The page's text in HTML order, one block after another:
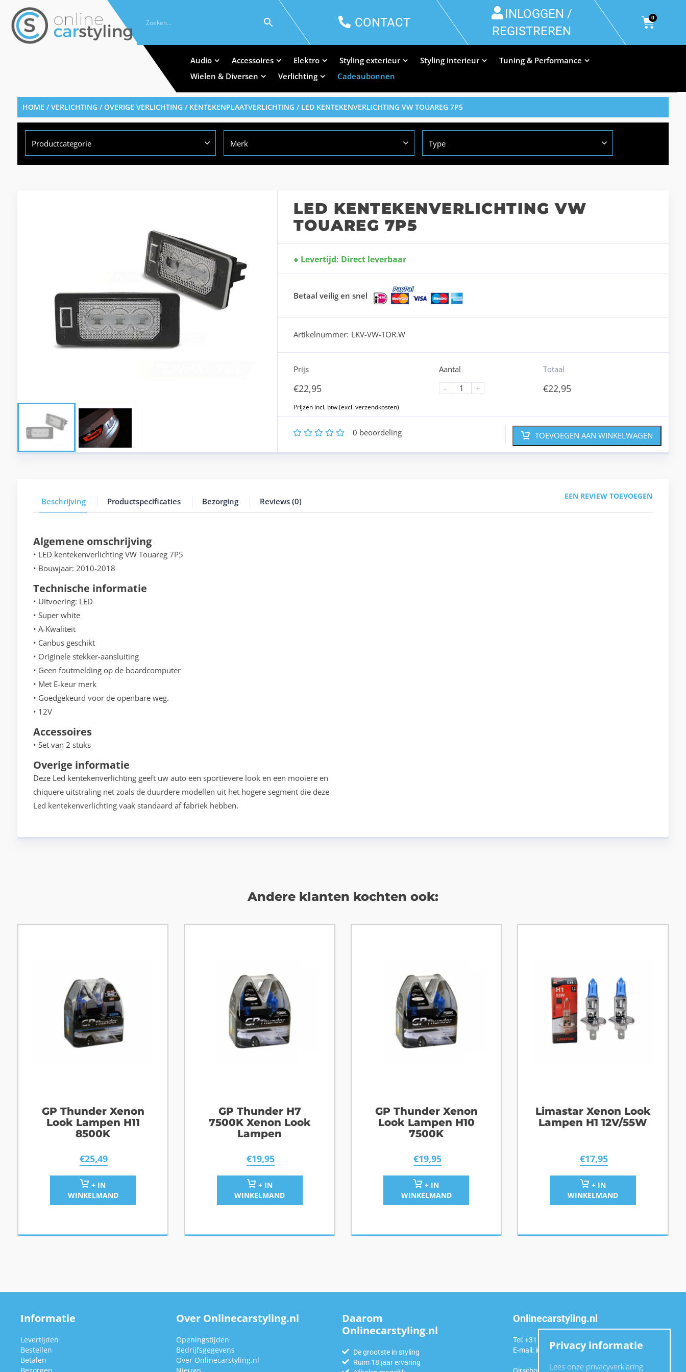
CONTACT
INLOGGEN /
REGISTREREN
0
Audio Accessoires Elektro Styling exterieur Styling interieur
Tuning & Performance
Wielen & Diversen
Verlichting Cadeaubonnen
HOME /VERLICHTING /OVERIGE VERLICHTING / KENTEKENPLAATVERLICHTING / LED KENTEKENVERLICHTING VW TOUAREG 7P5
Productcategorie Merk Type
LED KENTEKENVERLICHTING VW
TOUAREG 7P5
Levertijd: Direct leverbaar
Betaal veilig en snel
Artikelnummer: LKV-VW-TOR.W
Prijs
€22,95
Aantal
-
+
Totaal
€22,95
5
4
3
2 0 beoordeling TOEVOEGEN AAN WINKELWAGEN
Beschrijving Productspecificaties Bezorging Reviews (0)
EEN REVIEW TOEVOEGEN
Algemene omschrijving
• LED kentekenverlichting VW Touareg 7P5
• Bouwjaar: 2010-2018
Technische informatie
• Uitvoering: LED
• Super white
• A-Kwaliteit
• Canbus geschikt
• Originele stekker-aansluiting
• Geen foutmelding op de boardcomputer
• Met E-keur merk
• Goedgekeurd voor de openbare weg.
• 12V
Accessoires
• Set van 2 stuks
Overige informatie
Deze Led kentekenverlichting geeft uw auto een sportievere look en een mooiere en
chiquere uitstraling net zoals de duurdere modellen uit het hogere segment die deze
Led kentekenverlichting vaak standaard af fabriek hebben.
Andere klanten kochten ook:
GP Thunder Xenon
Look Lampen H11
8500K
€25,49
+ IN
WINKELMAND
GP Thunder H7
7500K Xenon Look
Lampen
€19,95
+ IN
WINKELMAND
GP Thunder Xenon
Look Lampen H10
7500K
€19,95
+ IN
WINKELMAND
Limastar Xenon Look
Lampen H1 12V/55W
€17,95
+ IN
WINKELMAND
Informatie
Levertijden
Bestellen
Betalen
Over Onlinecarstyling.nl
Openingstijden
Bedrijfsgegevens
Over Onlinecarstyling.nl
Daarom
Onlinecarstyling.nl
De grootste in styling
Ruim 18 jaar ervaring
Onlinecarstyling.nl
Tel: +31 (0)6 54 98 49 99
E-mail: info@onlinecarstyling.nl
Privacy informatie
Lees onze privacyverklaring